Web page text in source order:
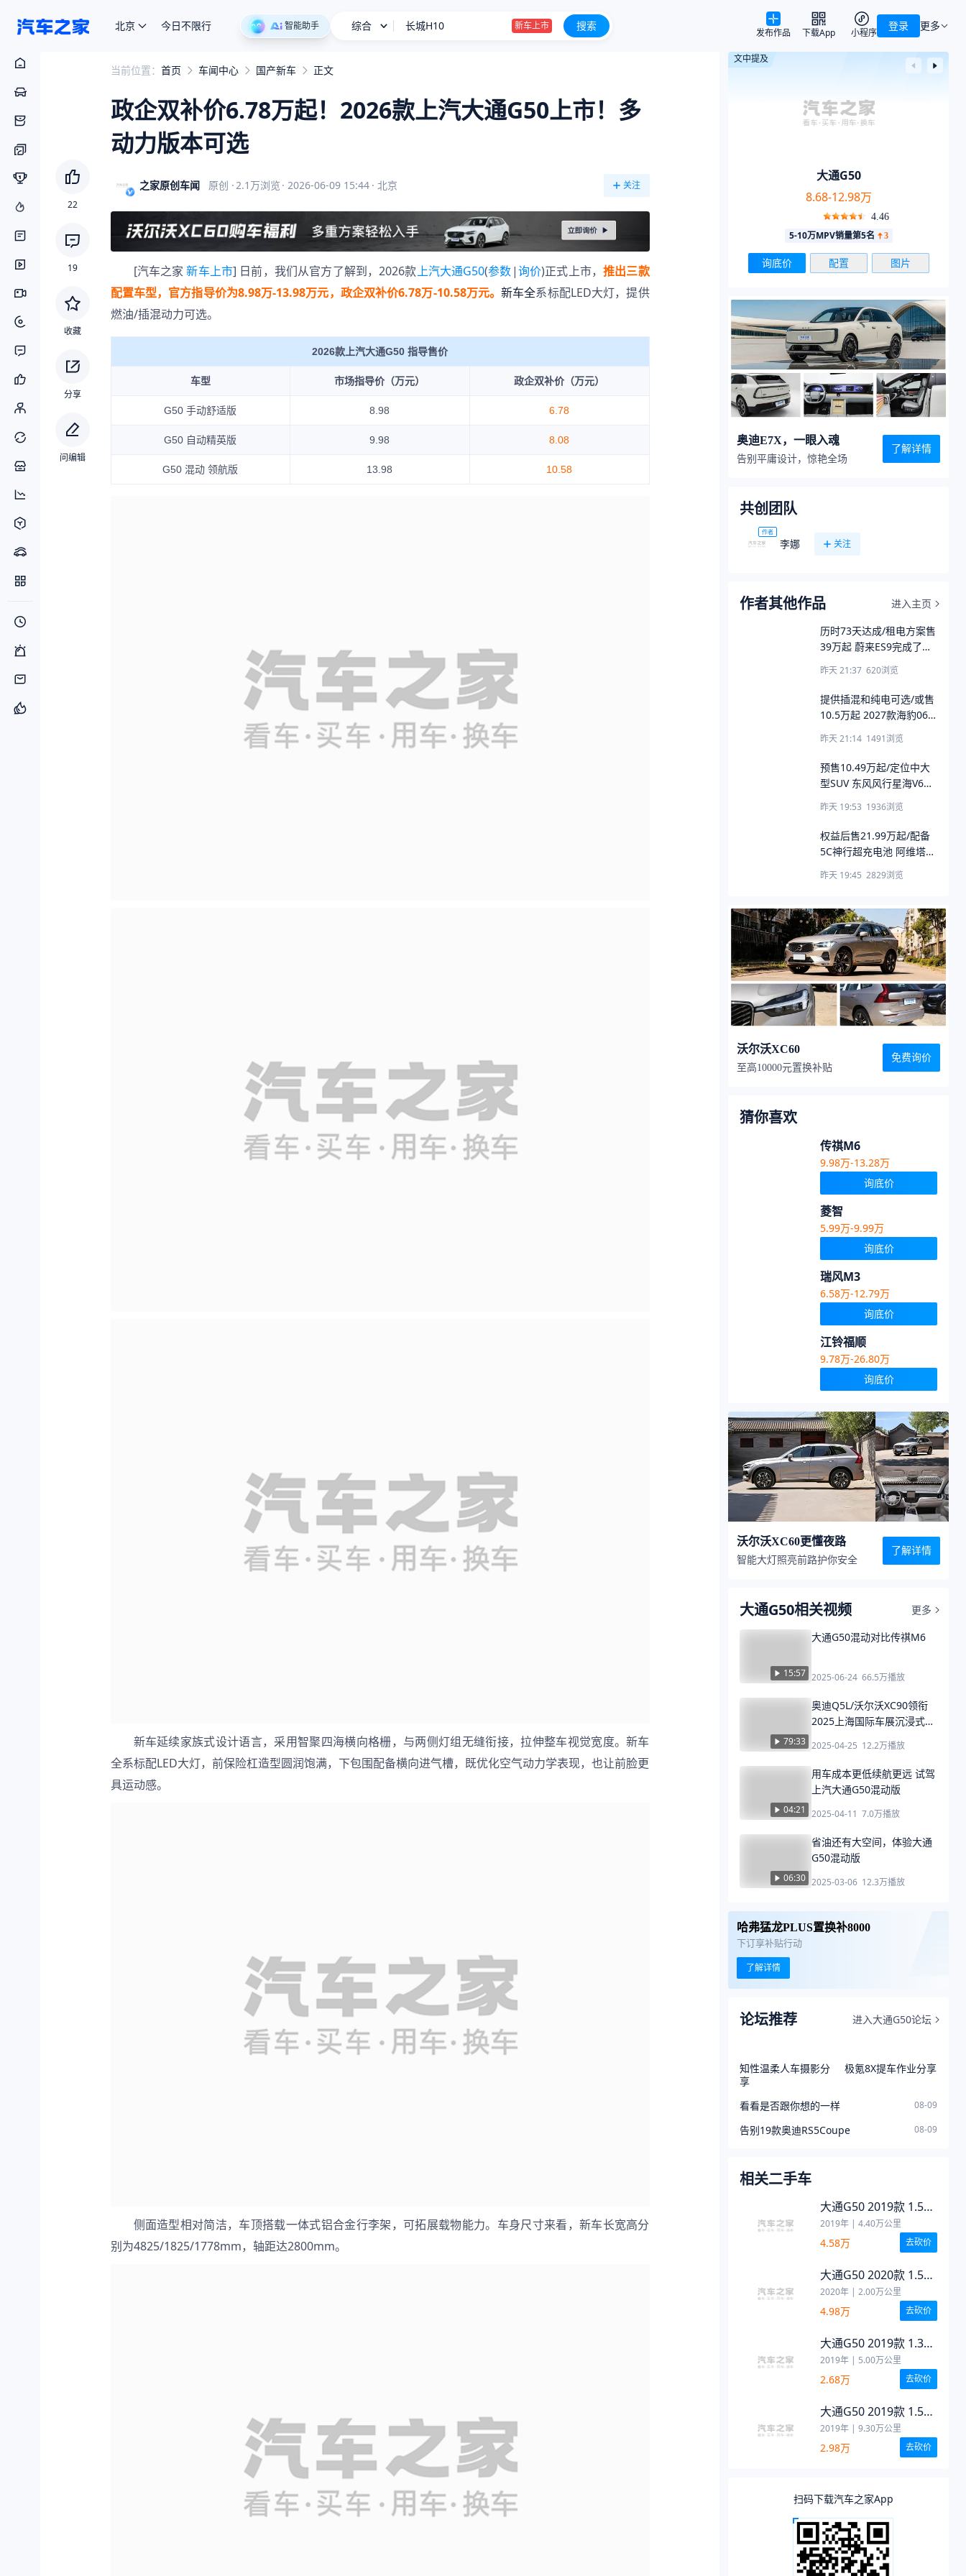
北京 今日不限行 智能助手 综合 长城H10 新车上市
阿维塔07L权益后售21.99万起
搜索 更多
登录
发布作品 下载App 小程序
22
19
收藏
分享
问编辑
当前位置： 首页 车闻中心 国产新车 正文
政企双补价6.78万起！2026款上汽大通G50上市！多
动力版本可选
之家原创车闻 原创 ·2.1万浏览 · 2026-06-09 15:44 · 北京 关注
[汽车之家 新车上市] 日前，我们从官方了解到，2026款上汽大通G50(参数|询价)正式上市，推出三款
配置车型，官方指导价为8.98万-13.98万元，政企双补价6.78万-10.58万元。新车全系标配LED大灯，提供
燃油/插混动力可选。
2026款上汽大通G50 指导售价
车型 市场指导价（万元） 政企双补价（万元）
G50 手动舒适版 8.98 6.78
G50 自动精英版 9.98 8.08
G50 混动 领航版 13.98 10.58
新车延续家族式设计语言，采用智聚四海横向格栅，与两侧灯组无缝衔接，拉伸整车视觉宽度。新车
全系标配LED大灯，前保险杠造型圆润饱满，下包围配备横向进气槽，既优化空气动力学表现，也让前脸更
具运动感。
侧面造型相对简洁，车顶搭载一体式铝合金行李架，可拓展载物能力。车身尺寸来看，新车长宽高分
别为4825/1825/1778mm，轴距达2800mm。
文中提及
大通G50
8.68-12.98万
4.46
5-10万MPV销量第5名 3
询底价 配置 图片
奥迪E7X，一眼入魂
告别平庸设计，惊艳全场
了解详情
共创团队
作者
李娜 关注
作者其他作品
进入主页
历时73天达成/租电方案售
39万起 蔚来ES9完成了第
20000台新车交付
昨天 21:37 620浏览
提供插混和纯电可选/或售
10.5万起 2027款海豹06
将于8月11日上市
昨天 21:14 1491浏览
预售10.49万起/定位中大
型SUV 东风风行星海V6乾
崑版开启预售
昨天 19:53 1936浏览
权益后售21.99万起/配备
5C神行超充电池 阿维塔
07L正式上市
昨天 19:45 2829浏览
沃尔沃XC60
至高10000元置换补贴
免费询价
猜你喜欢
传祺M6
9.98万-13.28万
询底价
菱智
5.99万-9.99万
询底价
瑞风M3
6.58万-12.79万
询底价
江铃福顺
9.78万-26.80万
询底价
沃尔沃XC60更懂夜路
智能大灯照亮前路护你安全
了解详情
大通G50相关视频 更多
15:57
大通G50混动对比传祺M6
2025-06-24 66.5万播放
79:33
奥迪Q5L/沃尔沃XC90领衔
2025上海国际车展沉浸式看
2025-04-25 12.2万播放
04:21
用车成本更低续航更远 试驾
上汽大通G50混动版
2025-04-11 7.0万播放
06:30
省油还有大空间，体验大通
G50混动版
2025-03-06 12.3万播放
哈弗猛龙PLUS置换补8000
下订享补贴行动
了解详情
论坛推荐 进入大通G50论坛
知性温柔人车摄影分
享
极氪8X提车作业分享
看看是否跟你想的一样 08-09
告别19款奥迪RS5Coupe 08-09
相关二手车
大通G50 2019款 1.5T
自动豪华版 国V
2019年 | 4.40万公里
4.58万 去砍价
大通G50 2020款 1.5T
自动豪华版
2020年 | 2.00万公里
4.98万 去砍价
大通G50 2019款 1.3T
手动乐享起始版 国V
2019年 | 5.00万公里
2.68万 去砍价
大通G50 2019款 1.5T
自动精英版 国VI
2019年 | 9.30万公里
2.98万 去砍价
扫码下载汽车之家App